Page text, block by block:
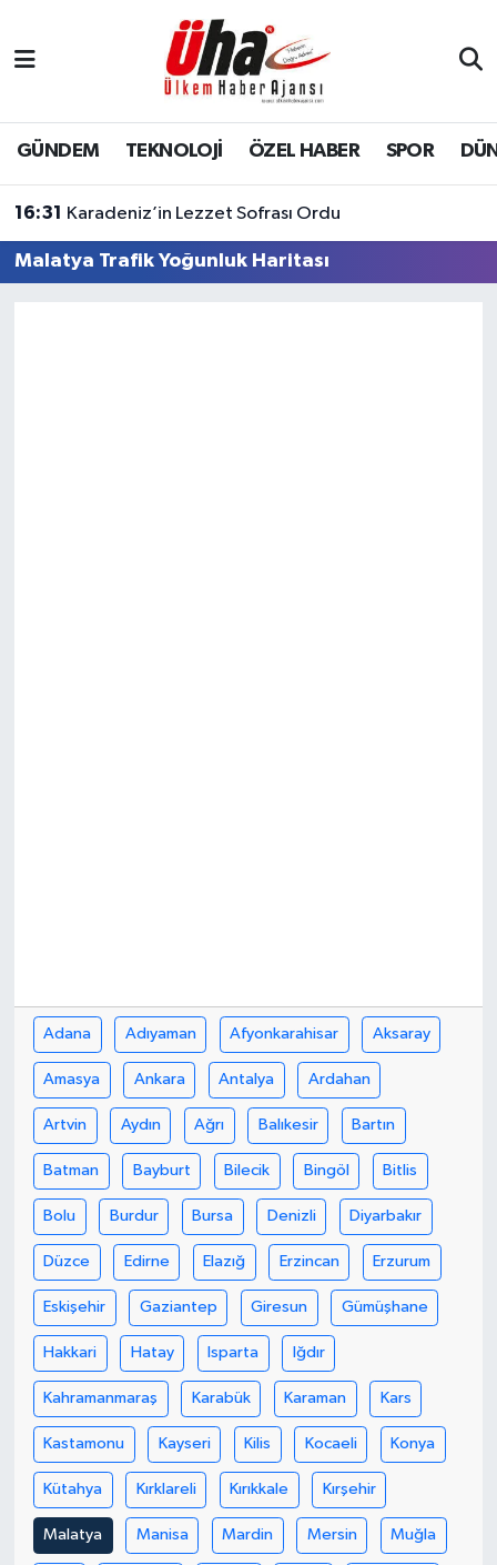
GÜNDEM TEKNOLOJİ ÖZEL HABER SPOR
16:31 Karadeniz’in Lezzet Sofrası Ordu
Malatya Trafik Yoğunluk Haritası
Adana Adıyaman Afyonkarahisar Aksaray
Amasya Ankara Antalya Ardahan
Artvin Aydın Ağrı Balıkesir Bartın
Batman Bayburt Bilecik Bingöl Bitlis
Bolu Burdur Bursa Denizli Diyarbakır
Düzce Edirne Elazığ Erzincan Erzurum
Eskişehir Gaziantep Giresun Gümüşhane
Hakkari Hatay Isparta Iğdır
Kahramanmaraş Karabük Karaman Kars
Kastamonu Kayseri Kilis Kocaeli Konya
Kütahya Kırklareli Kırıkkale Kırşehir
Malatya Manisa Mardin Mersin Muğla
İstanbul Nöbetçi Eczaneler
İstanbul Hava Durumu
İstanbul Trafik Yoğunluk Haritası